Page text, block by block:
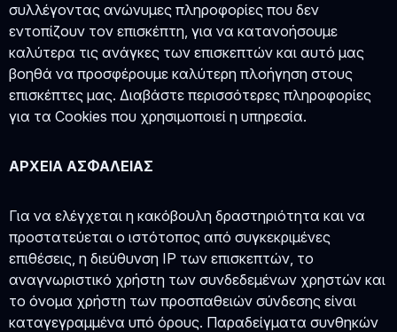
συλλέγοντας ανώνυμες πληροφορίες που δεν
εντοπίζουν τον επισκέπτη, για να κατανοήσουμε
καλύτερα τις ανάγκες των επισκεπτών και αυτό μας
βοηθά να προσφέρουμε καλύτερη πλοήγηση στους
επισκέπτες μας. Διαβάστε περισσότερες πληροφορίες
για τα Cookies που χρησιμοποιεί η υπηρεσία.
ΑΡΧΕΙΑ ΑΣΦΑΛΕΙΑΣ
Για να ελέγχεται η κακόβουλη δραστηριότητα και να
προστατεύεται ο ιστότοπος από συγκεκριμένες
επιθέσεις, η διεύθυνση IP των επισκεπτών, το
αναγνωριστικό χρήστη των συνδεδεμένων χρηστών και
το όνομα χρήστη των προσπαθειών σύνδεσης είναι
καταγεγραμμένα υπό όρους. Παραδείγματα συνθηκών